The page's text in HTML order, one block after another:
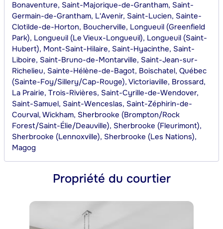
Bonaventure, Saint-Majorique-de-Grantham, Saint-
Germain-de-Grantham, L'Avenir, Saint-Lucien, Sainte-
Clotilde-de-Horton, Boucherville, Longueuil (Greenfield
Park), Longueuil (Le Vieux-Longueuil), Longueuil (Saint-
Hubert), Mont-Saint-Hilaire, Saint-Hyacinthe, Saint-
Liboire, Saint-Bruno-de-Montarville, Saint-Jean-sur-
Richelieu, Sainte-Hélène-de-Bagot, Boischatel, Québec
(Sainte-Foy/Sillery/Cap-Rouge), Victoriaville, Brossard,
La Prairie, Trois-Rivières, Saint-Cyrille-de-Wendover,
Saint-Samuel, Saint-Wenceslas, Saint-Zéphirin-de-
Courval, Wickham, Sherbrooke (Brompton/Rock
Forest/Saint-Élie/Deauville), Sherbrooke (Fleurimont),
Sherbrooke (Lennoxville), Sherbrooke (Les Nations),
Magog
Propriété du courtier